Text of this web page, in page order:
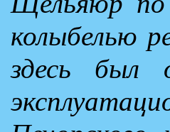
колыбелью
здесь был